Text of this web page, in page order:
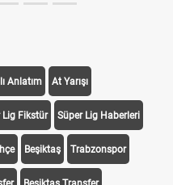
Anlatım At Yarışı
Lig Fikstür Süper Lig Haberleri
Beşiktaş Trabzonspor